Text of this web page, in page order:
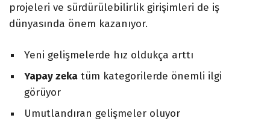
projeleri ve sürdürülebilirlik girişimleri de iş
dünyasında önem kazanıyor.
Yeni gelişmelerde hız oldukça arttı
Yapay zeka tüm kategorilerde önemli ilgi
görüyor
Umutlandıran gelişmeler oluyor